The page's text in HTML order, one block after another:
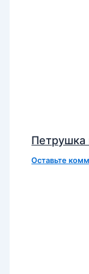
Петрушка
Оставьте